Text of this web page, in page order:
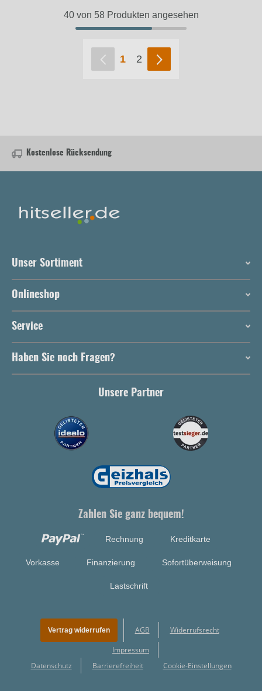
40 von 58 Produkten angesehen
1 2
Kostenlose Rücksendung
Unser Sortiment
Onlineshop
Service
Haben Sie noch Fragen?
Unsere Partner
Zahlen Sie ganz bequem!
Rechnung Kreditkarte
Vorkasse Finanzierung Sofortüberweisung
Lastschrift
Vertrag widerrufen AGB Widerrufsrecht
Impressum
Datenschutz
Barrierefreiheit Cookie-Einstellungen